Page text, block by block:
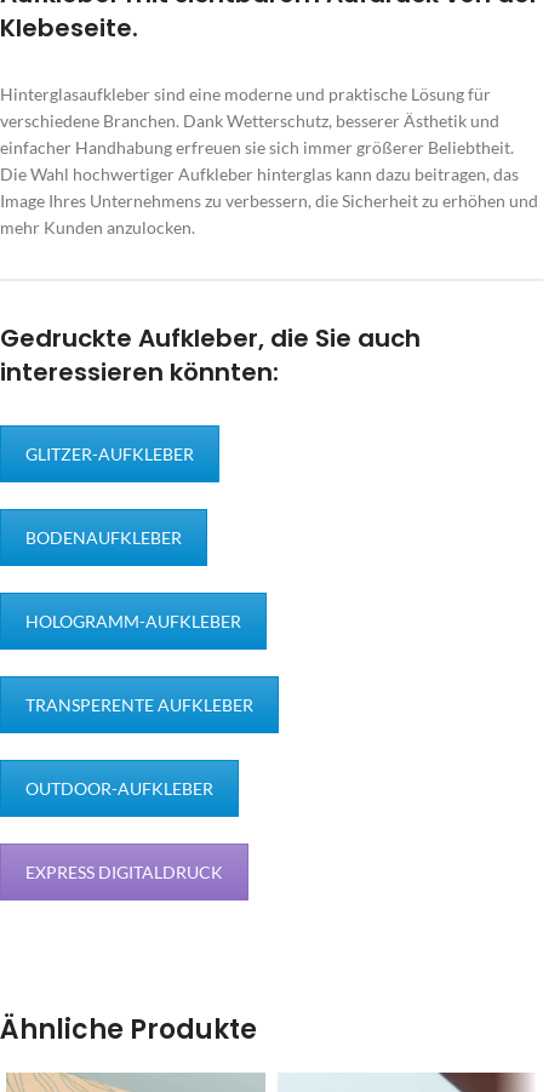
Klebeseite.
Hinterglasaufkleber sind eine moderne und praktische Lösung für
verschiedene Branchen. Dank Wetterschutz, besserer Ästhetik und
einfacher Handhabung erfreuen sie sich immer größerer Beliebtheit.
Die Wahl hochwertiger Aufkleber hinterglas kann dazu beitragen, das
Image Ihres Unternehmens zu verbessern, die Sicherheit zu erhöhen und
mehr Kunden anzulocken.
Gedruckte Aufkleber, die Sie auch
interessieren könnten:
GLITZER-AUFKLEBER
BODENAUFKLEBER
HOLOGRAMM-AUFKLEBER
TRANSPERENTE AUFKLEBER
OUTDOOR-AUFKLEBER
EXPRESS DIGITALDRUCK
Ähnliche Produkte